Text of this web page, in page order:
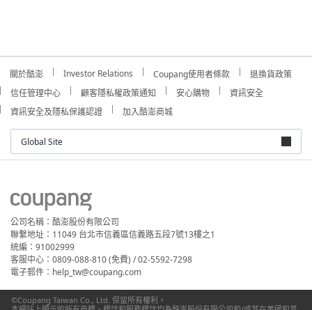
關於酷澎 Investor Relations Coupang使用者條款
退換貨政策
信任管理中心
顧客隱私權政策通知 安心購物
資訊安全
資訊安全及隱私保護認證
加入酷澎商城
Global Site
公司名稱：酷澎股份有限公司
聯繫地址：11049 台北市信義區信義路五段7號13樓之1
統編：91002999
客服中心：0809-088-810 (免費) / 02-5592-7298
電子郵件：help_tw@coupang.com
©Coupang Taiwan Co., Ltd. 保留所有權利。